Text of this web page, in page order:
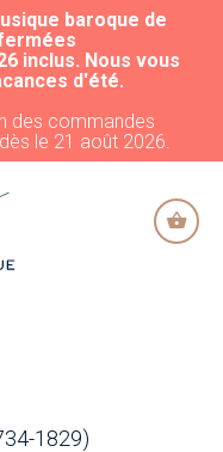
baroque de
inclus. Nous vous
d'été.
des commandes
le 21 août 2026.
1829)